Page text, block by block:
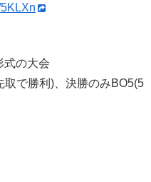
式の大会
取で勝利)、決勝のみBO5(5